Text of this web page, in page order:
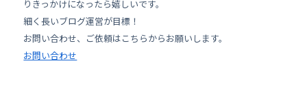
りきっかけになったら嬉しいです。
細く長いブログ運営が目標！
お問い合わせ、ご依頼はこちらからお願いします。
お問い合わせ